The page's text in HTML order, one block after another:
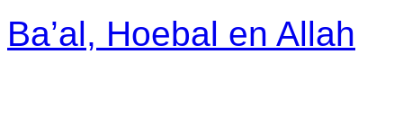
Ba’al, Hoebal en Allah